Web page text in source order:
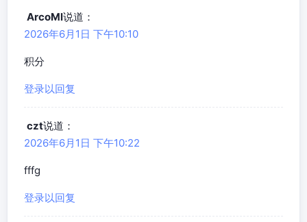
ArcoMl说道：
2026年6月1日 下午10:10
积分
登录以回复
czt说道：
2026年6月1日 下午10:22
fffg
登录以回复